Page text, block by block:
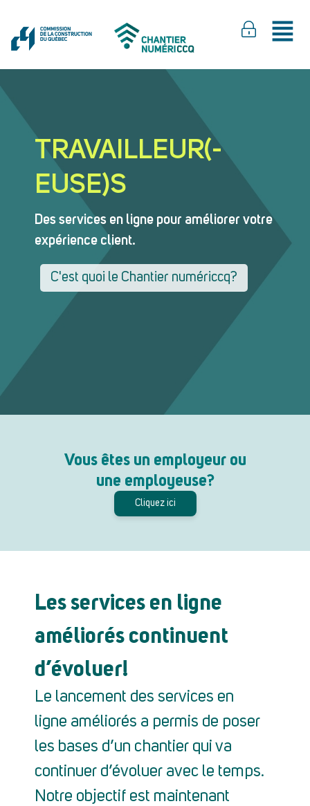
TRAVAILLEUR(-
EUSE)S
Des services en ligne pour améliorer votre
expérience client.
C'est quoi le Chantier numériccq?
Vous êtes un employeur ou
une employeuse?
Cliquez ici
Les services en ligne
améliorés continuent
d’évoluer!
Le lancement des services en
ligne améliorés a permis de poser
les bases d’un chantier qui va
continuer d’évoluer avec le temps.
Notre objectif est maintenant